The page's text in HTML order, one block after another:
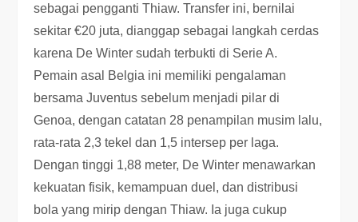
sebagai pengganti Thiaw. Transfer ini, bernilai
sekitar €20 juta, dianggap sebagai langkah cerdas
karena De Winter sudah terbukti di Serie A.
Pemain asal Belgia ini memiliki pengalaman
bersama Juventus sebelum menjadi pilar di
Genoa, dengan catatan 28 penampilan musim lalu,
rata-rata 2,3 tekel dan 1,5 intersep per laga.
Dengan tinggi 1,88 meter, De Winter menawarkan
kekuatan fisik, kemampuan duel, dan distribusi
bola yang mirip dengan Thiaw. Ia juga cukup